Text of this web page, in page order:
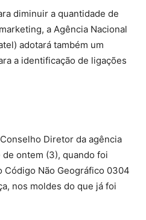
diminuir a quantidade de
a Agência Nacional
adotará também um
a identificação de ligações
Diretor da agência
ontem (3), quando foi
Código Não Geográfico 0304
nos moldes do que já foi